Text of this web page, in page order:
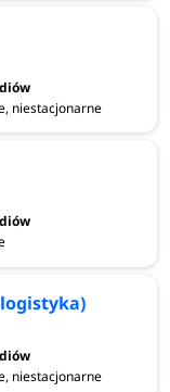
niestacjonarne
niestacjonarne